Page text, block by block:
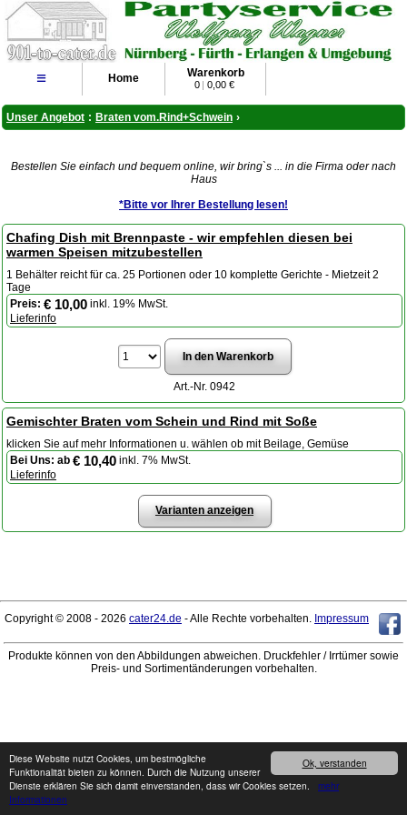
Ok, verstanden
Diese Website nutzt Cookies, um bestmögliche
Funktionalität bieten zu können. Durch die Nutzung unserer
Dienste erklären Sie sich damit einverstanden, dass wir Cookies setzen. mehr
Informationen
≡ Home Warenkorb
0 | 0,00 €
Unser Angebot : Braten vom.Rind+Schwein ›
Bestellen Sie einfach und bequem online, wir bring`s ... in die Firma oder nach
Haus
*Bitte vor Ihrer Bestellung lesen!
Chafing Dish mit Brennpaste - wir empfehlen diesen bei
warmen Speisen mitzubestellen
1 Behälter reicht für ca. 25 Portionen oder 10 komplette Gerichte - Mietzeit 2
Tage
Preis: € 10,00 inkl. 19% MwSt.
Lieferinfo
Art.-Nr. 0942
Gemischter Braten vom Schein und Rind mit Soße
klicken Sie auf mehr Informationen u. wählen ob mit Beilage, Gemüse
Bei Uns: ab € 10,40 inkl. 7% MwSt.
Lieferinfo
Varianten anzeigen
Copyright © 2008 - 2026 cater24.de - Alle Rechte vorbehalten. Impressum
Produkte können von den Abbildungen abweichen. Druckfehler / Irrtümer sowie
Preis- und Sortimentänderungen vorbehalten.